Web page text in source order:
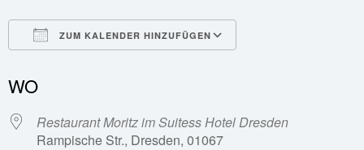
ZUM KALENDER HINZUFÜGEN
WO
Restaurant Moritz im Suitess Hotel Dresden
Rampische Str., Dresden, 01067